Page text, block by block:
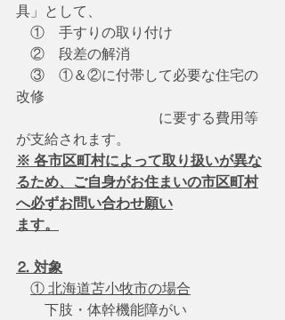
具」として、
①　手すりの取り付け
②　段差の解消
③　①＆②に付帯して必要な住宅の
改修
に要する費用等
が支給されます。
※ 各市区町村によって取り扱いが異な
るため、ご自身がお住まいの市区町村
へ必ずお問い合わせ願い
ます。
⒉ 対象
① 北海道苫小牧市の場合
下肢・体幹機能障がい